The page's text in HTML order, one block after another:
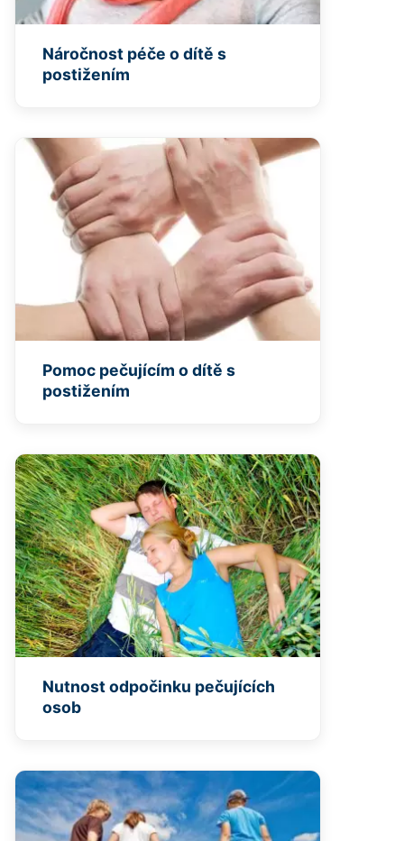
Náročnost péče o dítě s
postižením
Pomoc pečujícím o dítě s
postižením
Nutnost odpočinku pečujících
osob